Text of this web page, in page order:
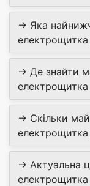
→ Яка
→ Де знайти
→ Скільки
→ Актуальна